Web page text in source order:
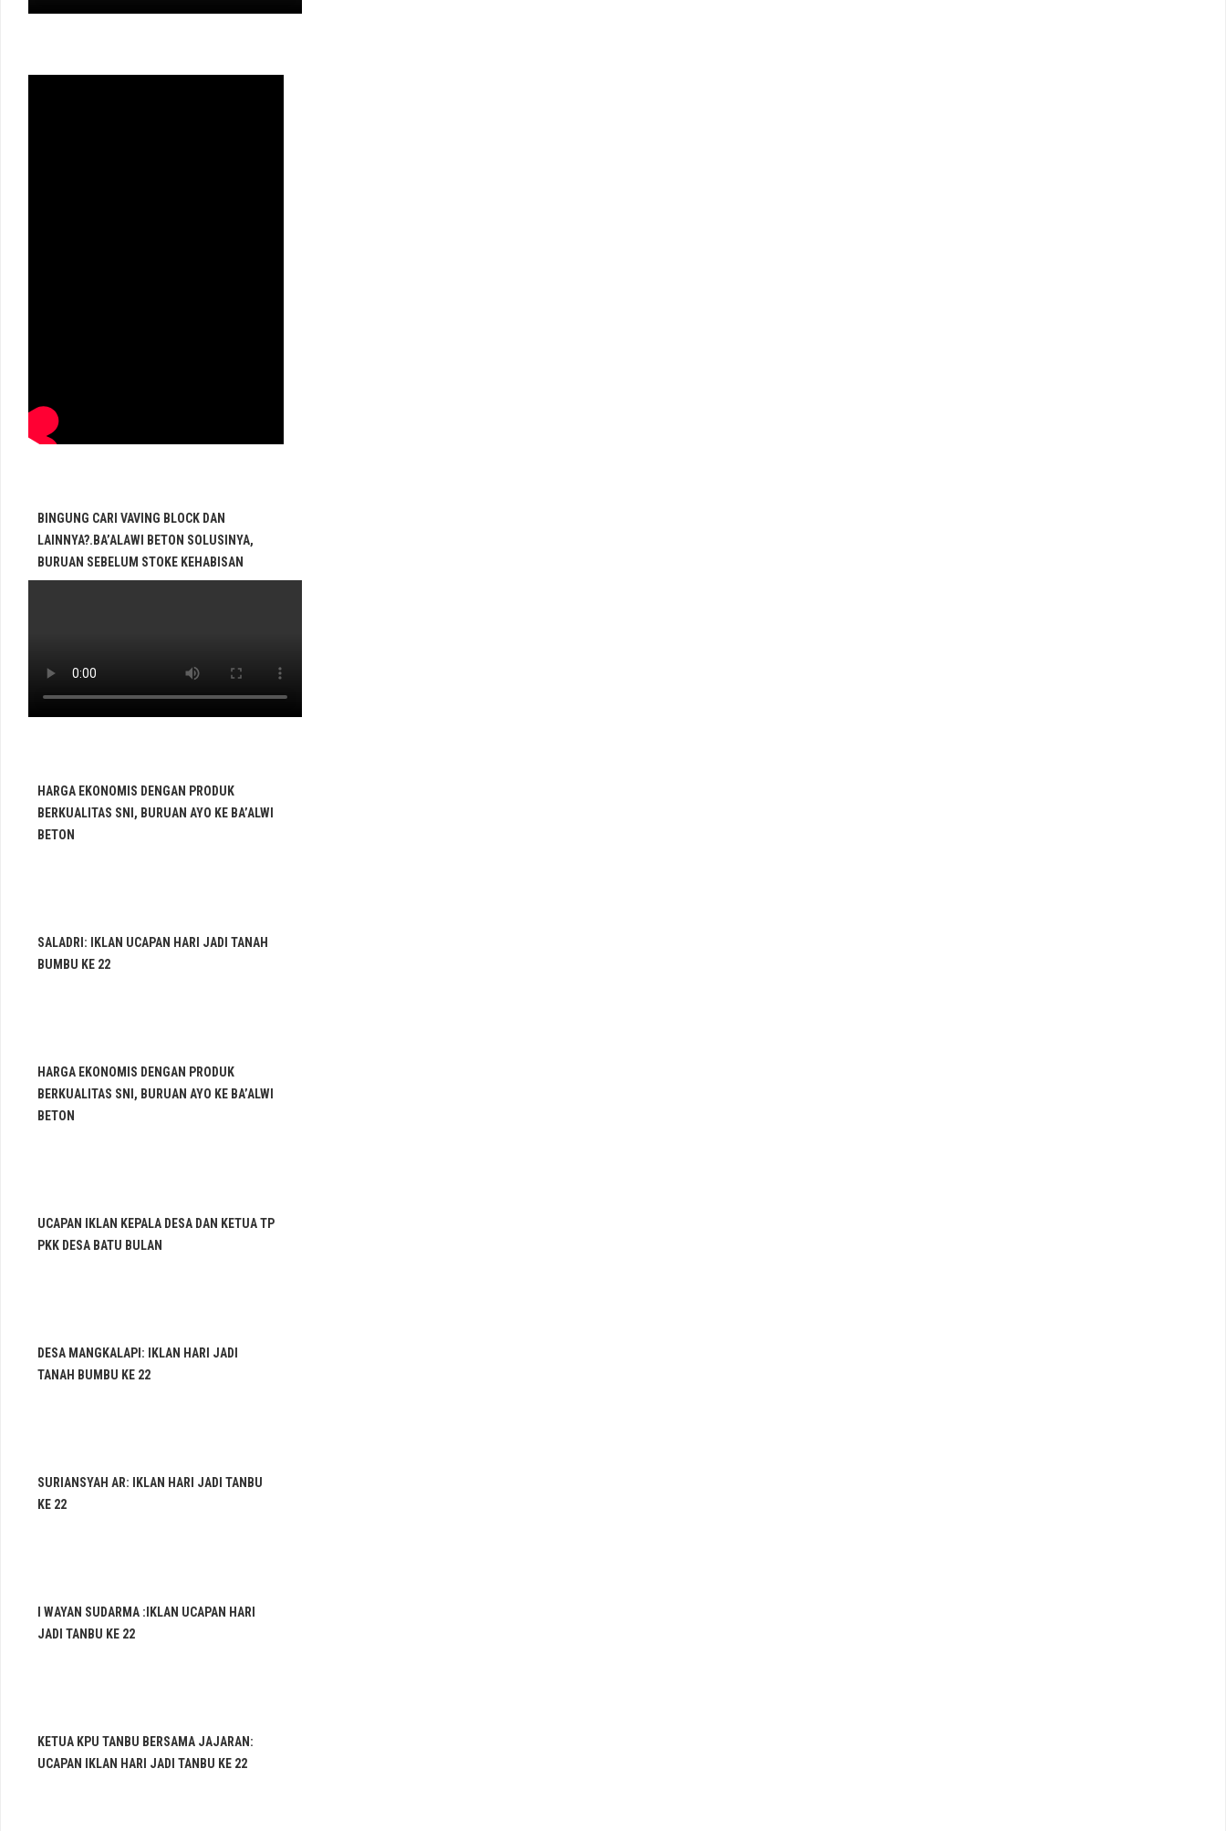
BINGUNG CARI VAVING BLOCK DAN
LAINNYA?.BA’ALAWI BETON SOLUSINYA,
BURUAN SEBELUM STOKE KEHABISAN
HARGA EKONOMIS DENGAN PRODUK
BERKUALITAS SNI, BURUAN AYO KE BA’ALWI
BETON
SALADRI: IKLAN UCAPAN HARI JADI TANAH
BUMBU KE 22
HARGA EKONOMIS DENGAN PRODUK
BERKUALITAS SNI, BURUAN AYO KE BA’ALWI
BETON
UCAPAN IKLAN KEPALA DESA DAN KETUA TP
PKK DESA BATU BULAN
DESA MANGKALAPI: IKLAN HARI JADI
TANAH BUMBU KE 22
SURIANSYAH AR: IKLAN HARI JADI TANBU
KE 22
I WAYAN SUDARMA :IKLAN UCAPAN HARI
JADI TANBU KE 22
KETUA KPU TANBU BERSAMA JAJARAN:
UCAPAN IKLAN HARI JADI TANBU KE 22